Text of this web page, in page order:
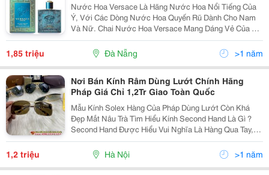
Nước Hoa Versace Là Hãng Nước Hoa Nổi Tiếng Của
Ý, Với Các Dòng Nước Hoa Quyến Rũ Dành Cho Nam
Và Nữ. Chai Nước Hoa Versace Mang Dáng Vẻ Của Sự
Mạnh Mẽ, Pha Một Chút Cổ Điển Tạo Nên Dấu Ấn Riêng
Trên Thị Trường Nước Hoa. 1. Thương Hiệu Nước
1,85 triệu Đà Nẵng >1 năm
Nơi Bán Kính Râm Dùng Lướt Chính Hãng
Pháp Giá Chỉ 1,2Tr Giao Toàn Quốc
Mẫu Kính Solex Hàng Của Pháp Dùng Lướt Còn Khá
Đẹp Mắt Nâu Trà Tìm Hiểu Kính Second Hand Là Gì ?
Second Hand Được Hiểu Vui Nghĩa Là Hàng Qua Tay,
Chính Xác Hơn Thì Đó Là Những Mặt Hàng Đã Được
Sử Dụng Sau Đó Bán Lại Cho Người Tiêu Dùng Tiếp...
1,2 triệu Hà Nội >1 năm